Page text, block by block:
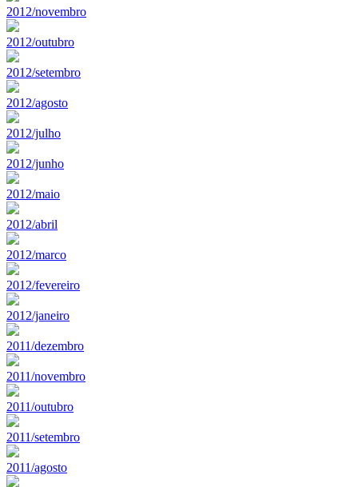
2012/novembro
2012/outubro
2012/setembro
2012/agosto
2012/julho
2012/junho
2012/maio
2012/abril
2012/marco
2012/fevereiro
2012/janeiro
2011/dezembro
2011/novembro
2011/outubro
2011/setembro
2011/agosto